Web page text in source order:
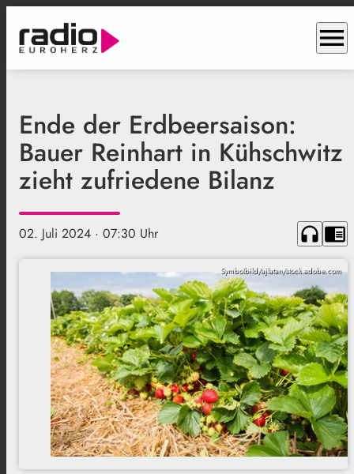
menu
Ende der Erdbeersaison:
Bauer Reinhart in Kühschwitz
zieht zufriedene Bilanz
02. Juli 2024 · 07:30 Uhr headphones chrome_reader_mode
Symbolbild/ajlatan/stock.adobe.com